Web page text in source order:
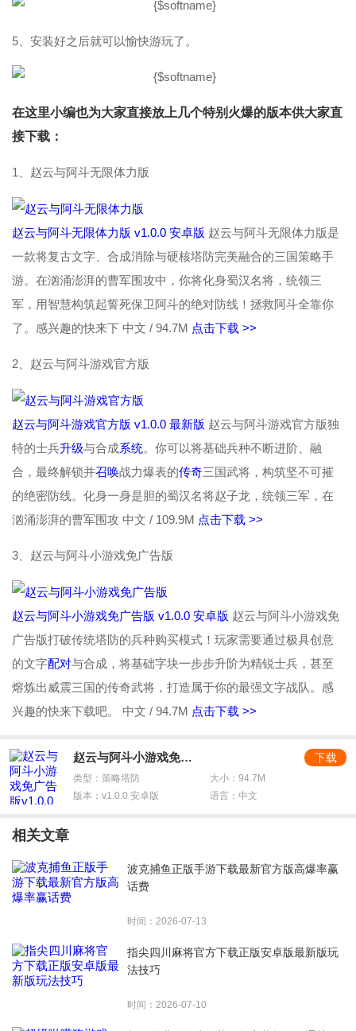
5、安装好之后就可以愉快游玩了。
在这里小编也为大家直接放上几个特别火爆的版本供大家直
接下载：
1、赵云与阿斗无限体力版
赵云与阿斗无限体力版 v1.0.0 安卓版 赵云与阿斗无限体力版是
一款将复古文字、合成消除与硬核塔防完美融合的三国策略手
游。在汹涌澎湃的曹军围攻中，你将化身蜀汉名将，统领三
军，用智慧构筑起誓死保卫阿斗的绝对防线！拯救阿斗全靠你
了。感兴趣的快来下 中文 / 94.7M 点击下载 >>
2、赵云与阿斗游戏官方版
赵云与阿斗游戏官方版 v1.0.0 最新版 赵云与阿斗游戏官方版独
特的士兵升级与合成系统。你可以将基础兵种不断进阶、融
合，最终解锁并召唤战力爆表的传奇三国武将，构筑坚不可摧
的绝密防线。化身一身是胆的蜀汉名将赵子龙，统领三军，在
汹涌澎湃的曹军围攻 中文 / 109.9M 点击下载 >>
3、赵云与阿斗小游戏免广告版
赵云与阿斗小游戏免广告版 v1.0.0 安卓版 赵云与阿斗小游戏免
广告版打破传统塔防的兵种购买模式！玩家需要通过极具创意
的文字配对与合成，将基础字块一步步升阶为精锐士兵，甚至
熔炼出威震三国的传奇武将，打造属于你的最强文字战队。感
兴趣的快来下载吧。
中文 / 94.7M 点击下载 >>
赵云与阿斗小游戏免广告版
类型：策略塔防
大小：94.7M
版本：v1.0.0 安卓版
语言：中文
下载
相关文章
波克捕鱼正版手游下载最新官方版高爆率赢
话费
时间：2026-07-13
指尖四川麻将官方下载正版安卓版最新版玩
法技巧
时间：2026-07-10